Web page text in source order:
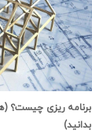
برنامه ریزی چیست؟
بدانید)